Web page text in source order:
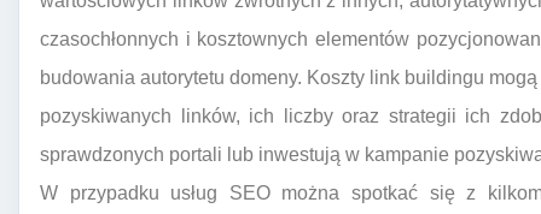
czasochłonnych i kosztownych elementów
budowania autorytetu domeny. Koszty link buildingu
pozyskiwanych linków, ich liczby oraz strategii ich
sprawdzonych portali lub inwestują w kampanie
W przypadku usług SEO można spotkać się z